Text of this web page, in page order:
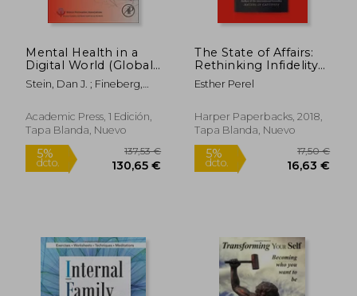
5% 5%
Mental Health in a
Digital World (Global
Mental Health in
Practice) (en Inglés)
Stein, Dan J. ; Fineberg,
Samuel R.
Academic Press, 1 Edición,
Tapa Blanda, Nuevo
The State of Affairs:
Rethinking Infidelity
(en Inglés)
Esther Perel
Harper Paperbacks, 2018,
Tapa Blanda, Nuevo